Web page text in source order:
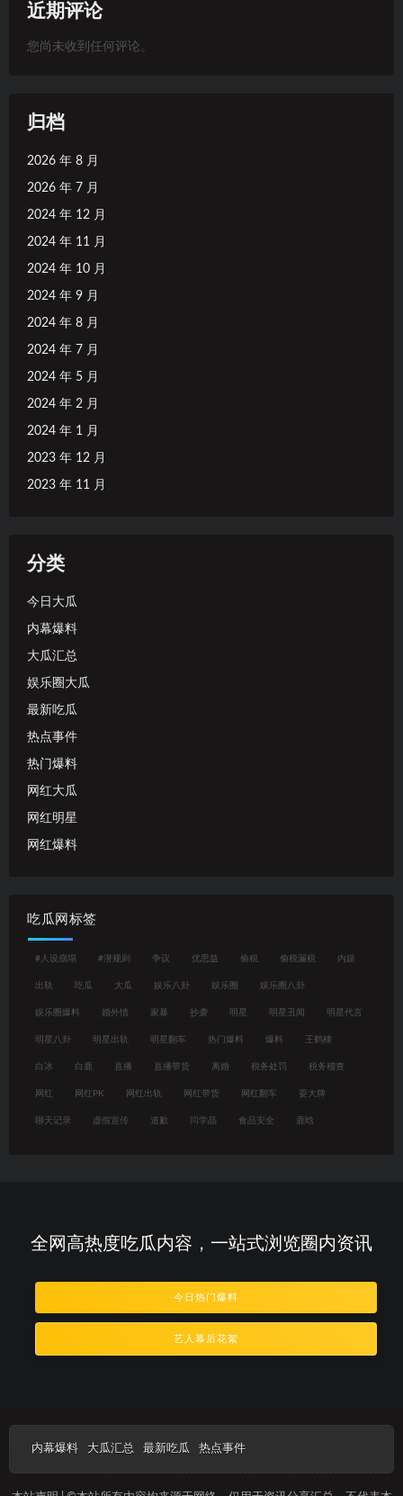
近期评论
您尚未收到任何评论。
归档
2026 年 8 月
2026 年 7 月
2024 年 12 月
2024 年 11 月
2024 年 10 月
2024 年 9 月
2024 年 8 月
2024 年 7 月
2024 年 5 月
2024 年 2 月
2024 年 1 月
2023 年 12 月
2023 年 11 月
分类
今日大瓜
内幕爆料
大瓜汇总
娱乐圈大瓜
最新吃瓜
热点事件
热门爆料
网红大瓜
网红明星
网红爆料
吃瓜网标签
#人设崩塌 #潜规则 争议 优思益 偷税 偷税漏税 内娱
出轨 吃瓜 大瓜 娱乐八卦 娱乐圈 娱乐圈八卦
娱乐圈爆料 婚外情 家暴 抄袭 明星 明星丑闻 明星代言
明星八卦 明星出轨 明星翻车 热门爆料 爆料 王鹤棣
白冰 白鹿 直播 直播带货 离婚 税务处罚 税务稽查
网红 网红PK 网红出轨 网红带货 网红翻车 耍大牌
聊天记录 虚假宣传 道歉 闫学晶 食品安全 鹿晗
全网高热度吃瓜内容，一站式浏览圈内资讯
今日热门爆料
艺人幕后花絮
内幕爆料 大瓜汇总 最新吃瓜 热点事件